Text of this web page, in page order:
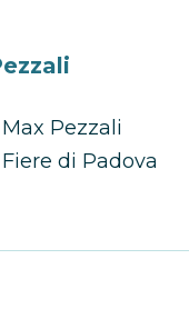
Pezzali
di Padova